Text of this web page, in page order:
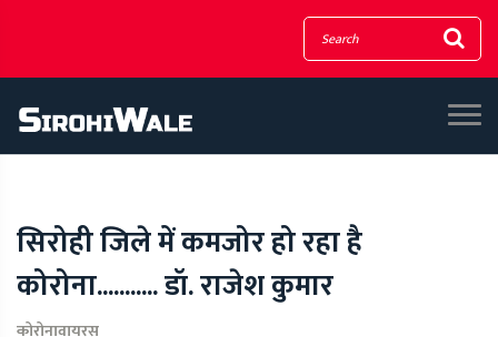
सिरोही जिले में कमजोर हो रहा है
कोरोना........... डॉ. राजेश कुमार
कोरोनावायरस